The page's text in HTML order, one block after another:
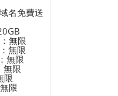
名免費送
無限
無限
無限
無限
限
限